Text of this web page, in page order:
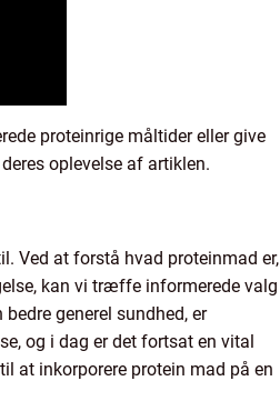
proteinrige måltider eller give
oplevelse af artiklen.
Ved at forstå hvad proteinmad er,
kan vi træffe informerede valg
generel sundhed, er
og i dag er det fortsat en vital
at inkorporere protein mad på en